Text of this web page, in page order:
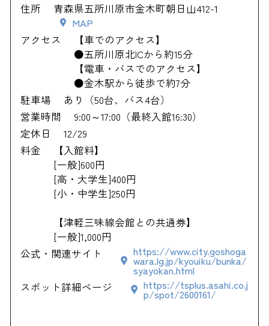
住所
青森県五所川原市金木町朝日山412-1
MAP
アクセス
【車でのアクセス】
●五所川原北ICから約15分
【電車・バスでのアクセス】
●金木駅から徒歩で約7分
駐車場
あり（50台、バス4台）
営業時間
9:00～17:00（最終入館16:30）
定休日
12/29
料金
【入館料】
[一般]600円
[高・大学生]400円
[小・中学生]250円
【津軽三味線会館との共通券】
[一般]1,000円
公式・関連サイト
https://www.city.goshoga
wara.lg.jp/kyouiku/bunka/
syayokan.html
スポット詳細ページ
https://tsplus.asahi.co.j
p/spot/2600161/